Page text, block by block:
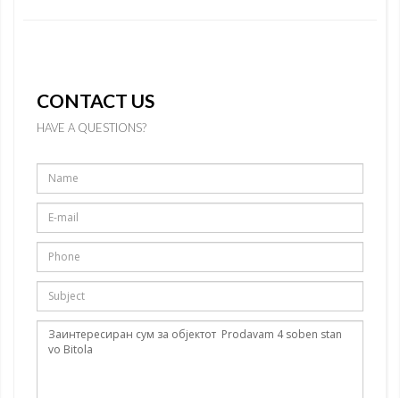
CONTACT US
HAVE A QUESTIONS?